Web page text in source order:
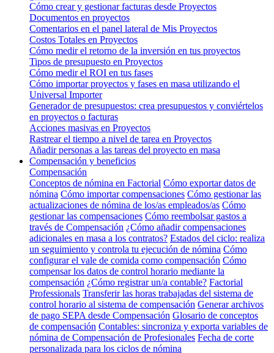
Cómo crear y gestionar facturas desde Proyectos
Documentos en proyectos
Comentarios en el panel lateral de Mis Proyectos
Costos Totales en Proyectos
Cómo medir el retorno de la inversión en tus proyectos
Tipos de presupuesto en Proyectos
Cómo medir el ROI en tus fases
Cómo importar proyectos y fases en masa utilizando el
Universal Importer
Generador de presupuestos: crea presupuestos y conviértelos
en proyectos o facturas
Acciones masivas en Proyectos
Rastrear el tiempo a nivel de tarea en Proyectos
Añadir personas a las tareas del proyecto en masa
Compensación y beneficios
Compensación
Conceptos de nómina en Factorial Cómo exportar datos de
nómina Cómo importar compensaciones Cómo gestionar las
actualizaciones de nómina de los/as empleados/as Cómo
gestionar las compensaciones Cómo reembolsar gastos a
través de Compensación ¿Cómo añadir compensaciones
adicionales en masa a los contratos? Estados del ciclo: realiza
un seguimiento y controla tu ejecución de nómina Cómo
configurar el vale de comida como compensación Cómo
compensar los datos de control horario mediante la
compensación ¿Cómo registrar un/a contable? Factorial
Professionals Transferir las horas trabajadas del sistema de
control horario al sistema de compensación Generar archivos
de pago SEPA desde Compensación Glosario de conceptos
de compensación Contables: sincroniza y exporta variables de
nómina de Compensación de Profesionales Fecha de corte
personalizada para los ciclos de nómina